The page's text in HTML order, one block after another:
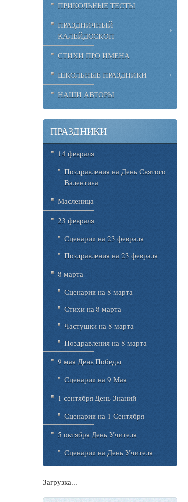
ПРИКОЛЬНЫЕ ТЕСТЫ
ПРАЗДНИЧНЫЙ
КАЛЕЙДОСКОП
СТИХИ ПРО ИМЕНА
ШКОЛЬНЫЕ ПРАЗДНИКИ
НАШИ АВТОРЫ
ПРАЗДНИКИ
14 февраля
Поздравления на День Святого
Валентина
Масленица
23 февраля
Сценарии на 23 февраля
Поздравления на 23 февраля
8 марта
Сценарии на 8 марта
Стихи на 8 марта
Частушки на 8 марта
Поздравления на 8 марта
9 мая День Победы
Сценарии на 9 Мая
1 сентября День Знаний
Сценарии на 1 Сентября
5 октября День Учителя
Сценарии на День Учителя
Загрузка...